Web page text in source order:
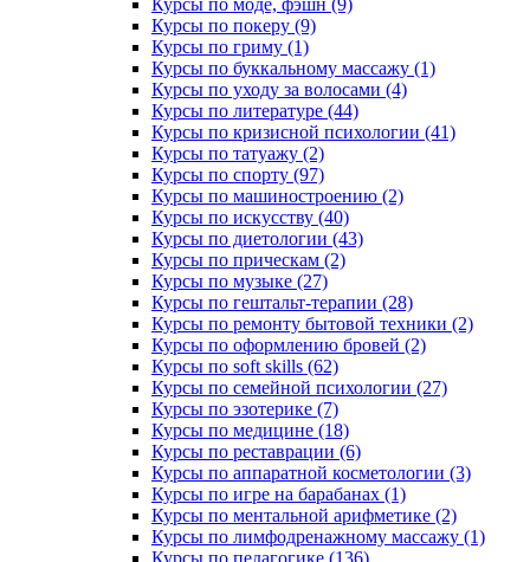
Курсы по моде, фэшн (9)
Курсы по покеру (9)
Курсы по гриму (1)
Курсы по буккальному массажу (1)
Курсы по уходу за волосами (4)
Курсы по литературе (44)
Курсы по кризисной психологии (41)
Курсы по татуажу (2)
Курсы по спорту (97)
Курсы по машиностроению (2)
Курсы по искусству (40)
Курсы по диетологии (43)
Курсы по прическам (2)
Курсы по музыке (27)
Курсы по гештальт-терапии (28)
Курсы по ремонту бытовой техники (2)
Курсы по оформлению бровей (2)
Курсы по soft skills (62)
Курсы по семейной психологии (27)
Курсы по эзотерике (7)
Курсы по медицине (18)
Курсы по реставрации (6)
Курсы по аппаратной косметологии (3)
Курсы по игре на барабанах (1)
Курсы по ментальной арифметике (2)
Курсы по лимфодренажному массажу (1)